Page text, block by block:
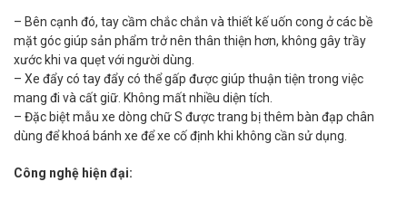
– Bên cạnh đó, tay cầm chắc chắn và thiết kế uốn cong ở các bề
mặt góc giúp sản phẩm trở nên thân thiện hơn, không gây trầy
xước khi va quẹt với người dùng.
– Xe đẩy có tay đẩy có thể gấp được giúp thuận tiện trong việc
mang đi và cất giữ. Không mất nhiều diện tích.
– Đặc biệt mẫu xe dòng chữ S được trang bị thêm bàn đạp chân
dùng để khoá bánh xe để xe cố định khi không cần sử dụng.
Công nghệ hiện đại: